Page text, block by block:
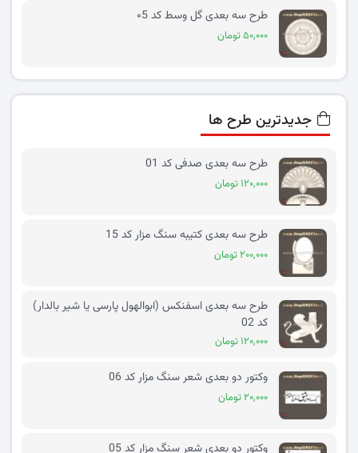
طرح سه بعدی گل وسط کد ۰5
۵۰,۰۰۰ تومان
جدیدترین طرح ها
طرح سه بعدی صدفی کد 01
۱۲۰,۰۰۰ تومان
طرح سه بعدی کتیبه سنگ مزار کد 15
۲۰۰,۰۰۰ تومان
طرح سه بعدی اسفنکس (ابوالهول پارسی یا شیر بالدار)
کد 02
۱۲۰,۰۰۰ تومان
وکتور دو بعدی شعر سنگ مزار کد 06
۲۰,۰۰۰ تومان
وکتور دو بعدی شعر سنگ مزار کد 05